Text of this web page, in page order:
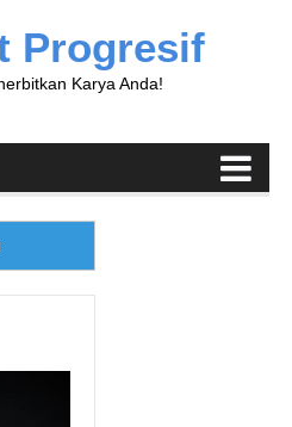
Progresif
Karya Anda!